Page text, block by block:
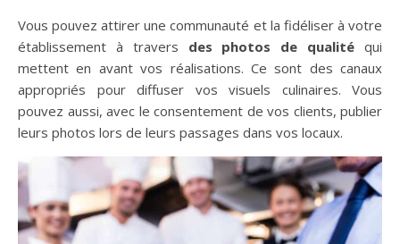
Vous pouvez attirer une communauté et la fidéliser à votre
établissement à travers des photos de qualité qui
mettent en avant vos réalisations. Ce sont des canaux
appropriés pour diffuser vos visuels culinaires. Vous
pouvez aussi, avec le consentement de vos clients, publier
leurs photos lors de leurs passages dans vos locaux.